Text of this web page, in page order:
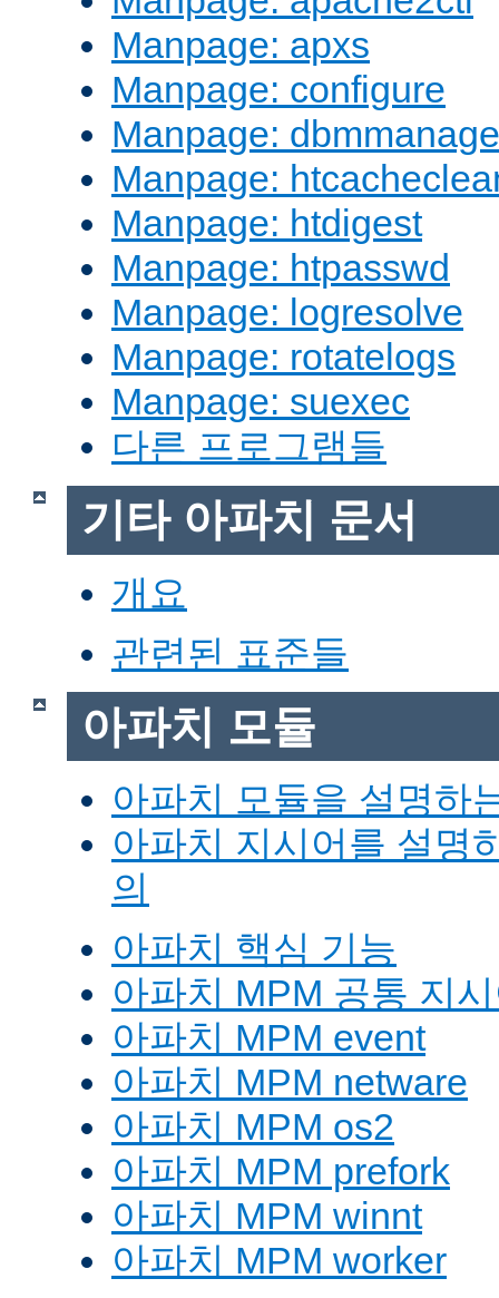
Manpage: apxs
Manpage: configure
Manpage: dbmmanage
Manpage:
Manpage: htdigest
Manpage: htpasswd
Manpage: logresolve
Manpage: rotatelogs
Manpage: suexec
다른 프로그램들
기타 아파치 문서
개요
관련된 표준들
아파치 모듈
아파치 모듈을 설명하
아파치 지시어를 설명
의
아파치 핵심 기능
아파치 MPM 공통 지
아파치 MPM event
아파치 MPM netware
아파치 MPM os2
아파치 MPM prefork
아파치 MPM winnt
아파치 MPM worker